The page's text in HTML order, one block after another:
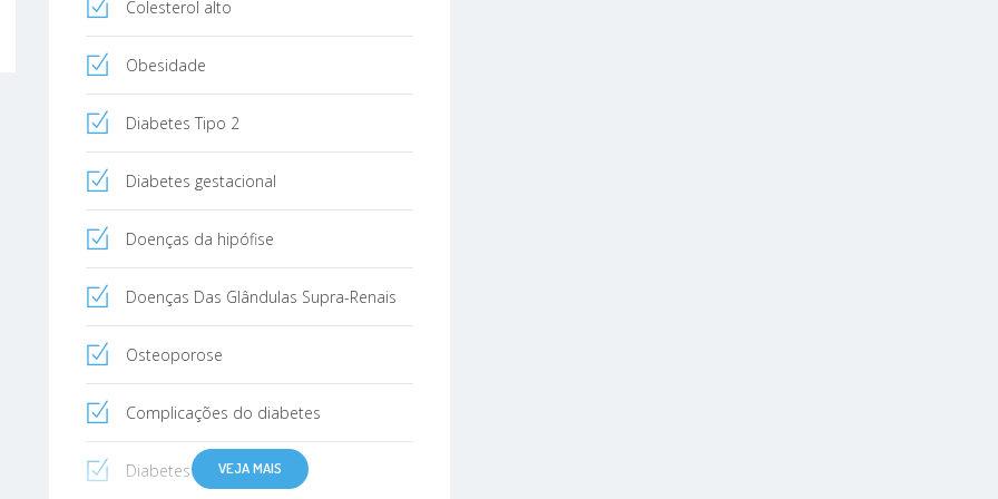
Colesterol alto
Obesidade
Diabetes Tipo 2
Diabetes gestacional
Doenças da hipófise
Doenças Das Glândulas Supra-Renais
Osteoporose
Complicações do diabetes
Diabetes Tipo 1VEJA MAIS